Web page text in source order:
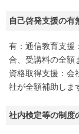
自己啓発支援の有
有：通信教育支援
合、受講料の全額
資格取得支援：会
社が全額補助しま
社内検定等の制度